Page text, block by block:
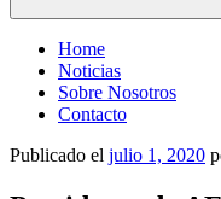
Home
Noticias
Sobre Nosotros
Contacto
Publicado el julio 1, 2020